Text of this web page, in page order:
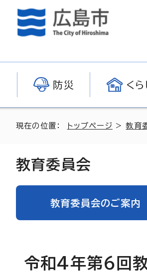
防災 く
現在の位置： トップページ >教育
教育委員会
教育委員会のご案内
令和4年第6回教